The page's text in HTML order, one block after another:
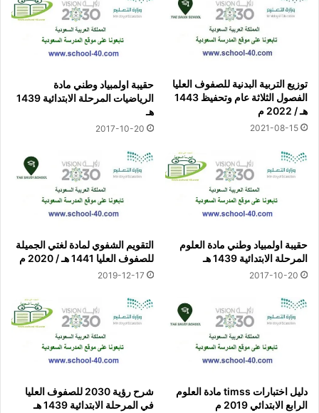
توزيع التربية البدنية للصفوف العليا
الفصول الثلاثة عام وتحفيظ 1443
هـ / 2022 م
2021-08-15
حقيبة اولمبياد وطني مادة
الرياضيات المرحلة الابتدائية 1439
هـ
2017-10-20
حقيبة اولمبياد وطني مادة العلوم
المرحلة الابتدائية 1439 هـ
2017-10-20
التقويم الشفوي لمادة لغتي الجميلة
للصفوف العليا 1441 هـ / 2020 م
2019-12-17
دليل اختبارات timss مادة العلوم
الرابع الابتدائي 2019 م
شرح رؤية 2030 للصفوف العليا
في المرحلة الابتدائية 1439 هـ